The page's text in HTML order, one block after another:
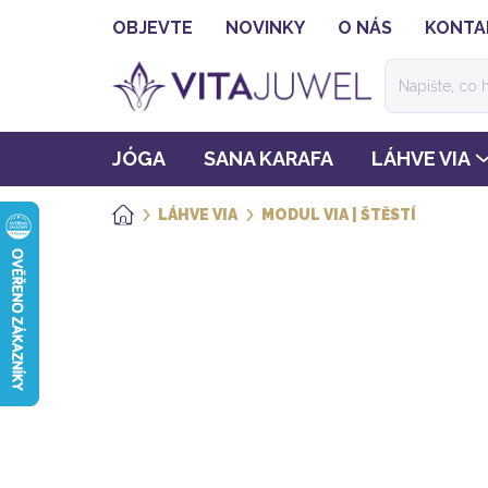
OBJEVTE NOVINKY O NÁS
JÓGA SANA KARAFA LÁHVE VIA
DOMŮLÁHVE VIA MODUL VIA | ŠTĚSTÍ